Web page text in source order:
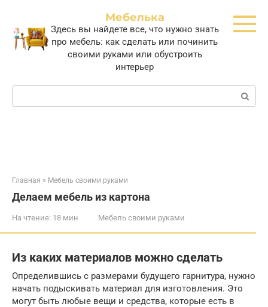
контенту
Мебелька
Здесь вы найдете все, что нужно знать
про мебель: как сделать или починить
своими руками или обустроить
интерьер
Поиск:
Главная » Мебель своими руками
Делаем мебель из картона
На чтение: 18 мин Мебель своими руками
Из каких материалов можно сделать
Определившись с размерами будущего гарнитура, нужно
начать подыскивать материал для изготовления. Это
могут быть любые вещи и средства, которые есть в